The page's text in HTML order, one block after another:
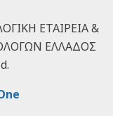
ΕΤΑΙΡΕΙΑ &
ΕΛΛΑΔΟΣ